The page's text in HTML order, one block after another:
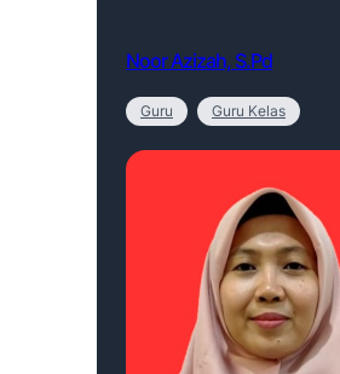
Noor Azizah, S.Pd
Guru Guru Kelas